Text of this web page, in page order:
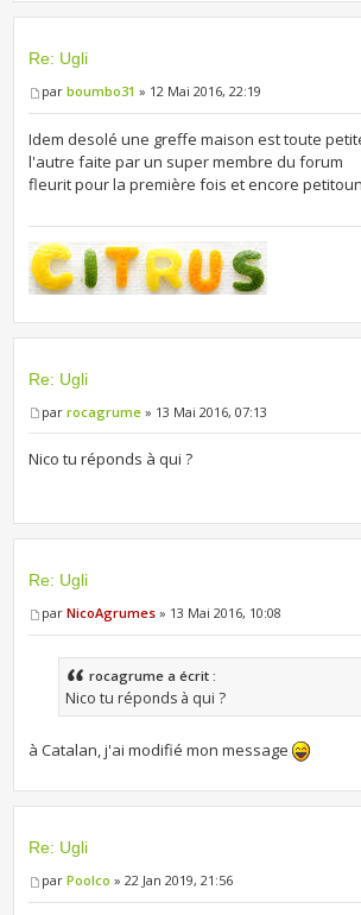
Re: Ugli
parboumbo31 » 12 Mai 2016, 22:19
Idem desolé une greffe maison est toute
l'autre faite par un super membre du forum
fleurit pour la première fois et encore
Re: Ugli
parrocagrume » 13 Mai 2016, 07:13
Nico tu réponds à qui ?
Re: Ugli
parNicoAgrumes » 13 Mai 2016, 10:08
rocagrume a écrit :
Nico tu réponds à qui ?
à Catalan, j'ai modifié mon message
Re: Ugli
parPoolco » 22 Jan 2019, 21:56